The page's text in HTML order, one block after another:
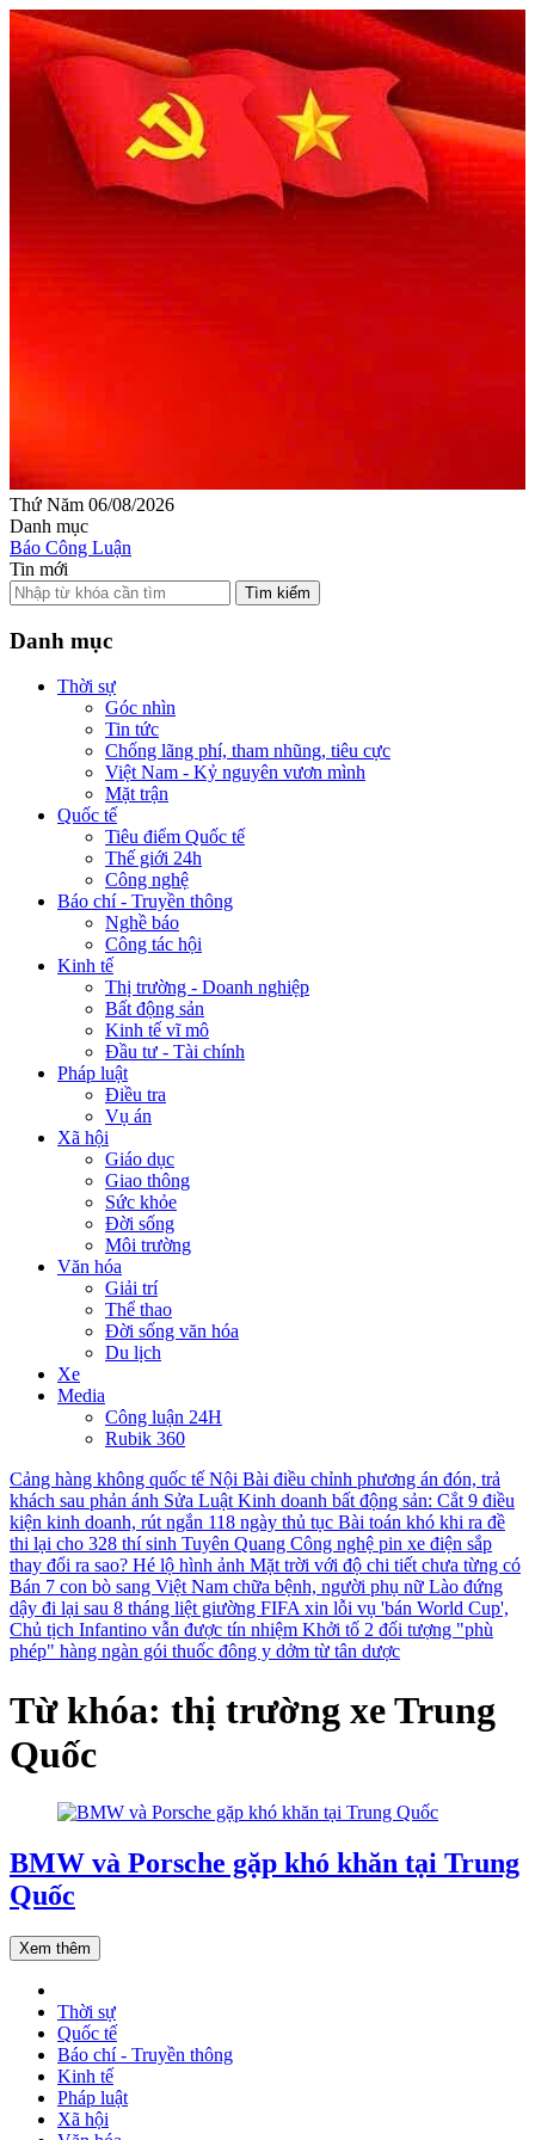
Thứ Năm 06/08/2026
Danh mục
Báo Công Luận
Tin mới
Tìm kiếm
Danh mục
Thời sự
Góc nhìn
Tin tức
Chống lãng phí, tham nhũng, tiêu cực
Việt Nam - Kỷ nguyên vươn mình
Mặt trận
Quốc tế
Tiêu điểm Quốc tế
Thế giới 24h
Công nghệ
Báo chí - Truyền thông
Nghề báo
Công tác hội
Kinh tế
Thị trường - Doanh nghiệp
Bất động sản
Kinh tế vĩ mô
Đầu tư - Tài chính
Pháp luật
Điều tra
Vụ án
Xã hội
Giáo dục
Giao thông
Sức khỏe
Đời sống
Môi trường
Văn hóa
Giải trí
Thể thao
Đời sống văn hóa
Du lịch
Xe
Media
Công luận 24H
Rubik 360
Cảng hàng không quốc tế Nội Bài điều chỉnh phương án đón, trả
khách sau phản ánh Sửa Luật Kinh doanh bất động sản: Cắt 9 điều
kiện kinh doanh, rút ngắn 118 ngày thủ tục Bài toán khó khi ra đề
thi lại cho 328 thí sinh Tuyên Quang Công nghệ pin xe điện sắp
thay đổi ra sao? Hé lộ hình ảnh Mặt trời với độ chi tiết chưa từng có
Bán 7 con bò sang Việt Nam chữa bệnh, người phụ nữ Lào đứng
dậy đi lại sau 8 tháng liệt giường FIFA xin lỗi vụ 'bán World Cup',
Chủ tịch Infantino vẫn được tín nhiệm Khởi tố 2 đối tượng "phù
phép" hàng ngàn gói thuốc đông y dởm từ tân dược
Từ khóa: thị trường xe Trung
Quốc
BMW và Porsche gặp khó khăn tại Trung
Quốc
Xem thêm
Thời sự
Quốc tế
Báo chí - Truyền thông
Kinh tế
Pháp luật
Xã hội